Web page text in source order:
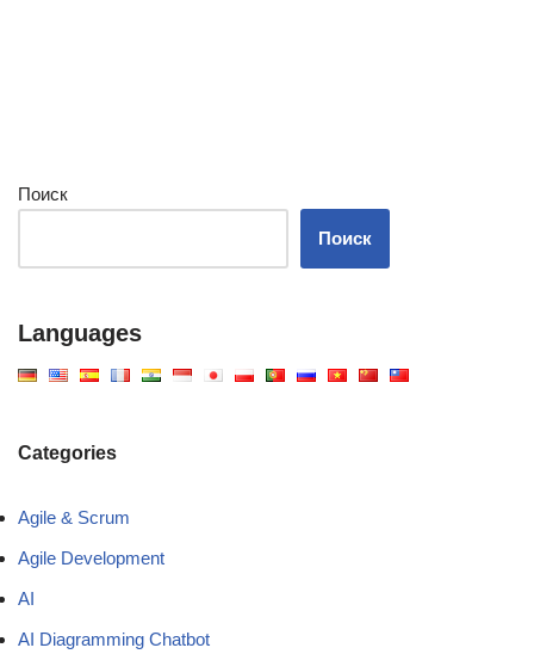
Поиск
Поиск
Languages
Categories
Agile & Scrum
Agile Development
AI
AI Diagramming Chatbot